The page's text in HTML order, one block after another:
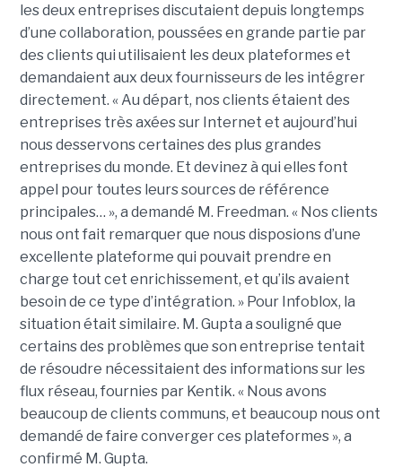
les deux entreprises discutaient depuis longtemps
d’une collaboration, poussées en grande partie par
des clients qui utilisaient les deux plateformes et
demandaient aux deux fournisseurs de les intégrer
directement. « Au départ, nos clients étaient des
entreprises très axées sur Internet et aujourd’hui
nous desservons certaines des plus grandes
entreprises du monde. Et devinez à qui elles font
appel pour toutes leurs sources de référence
principales… », a demandé M. Freedman. « Nos clients
nous ont fait remarquer que nous disposions d’une
excellente plateforme qui pouvait prendre en
charge tout cet enrichissement, et qu’ils avaient
besoin de ce type d’intégration. » Pour Infoblox, la
situation était similaire. M. Gupta a souligné que
certains des problèmes que son entreprise tentait
de résoudre nécessitaient des informations sur les
flux réseau, fournies par Kentik. « Nous avons
beaucoup de clients communs, et beaucoup nous ont
demandé de faire converger ces plateformes », a
confirmé M. Gupta.